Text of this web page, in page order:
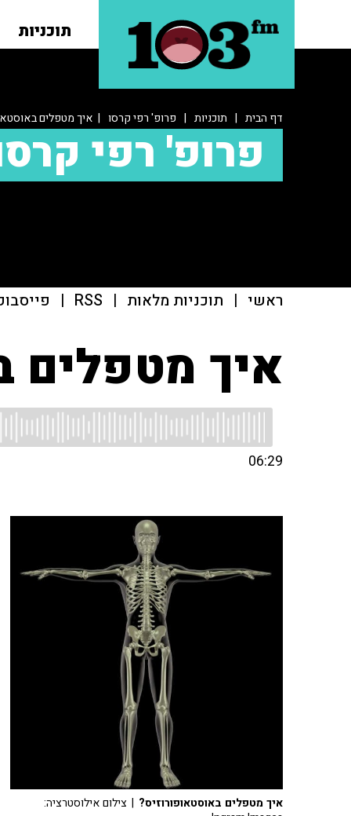
תוכניות
דף הבית | תוכניות | פרופ' רפי קרסו | איך מטפלים
פרופ' רפי
ראשי | תוכניות מלאות |
RSS
|
איך מטפלים
06:29
איך מטפלים באוסטאופורוזיס? | צילום אילוסטרציה: